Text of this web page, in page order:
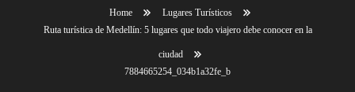
Home
Lugares Turísticos
Ruta turística de Medellín: 5 lugares que todo viajero debe conocer en la
ciudad
7884665254_034b1a32fe_b